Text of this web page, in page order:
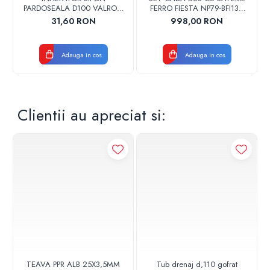
PARDOSEALA D100 VALROM
17001900004
31,60 RON
Adauga in cos
FERRO FIESTA NP79-BFI13U
CROM
998,00 RON
Adauga in cos
Clientii au apreciat si:
TEAVA PPR ALB 25X3,5MM
Tub drenaj d,110 gofrat